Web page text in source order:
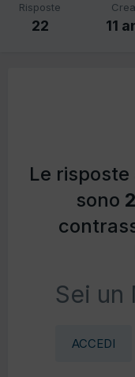
Risposte
22 11
Le
sono
Sei un
ACCEDI